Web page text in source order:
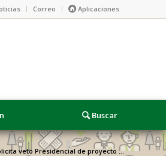
Correo Aplicaciones
veto Presidencial de proyecto ...